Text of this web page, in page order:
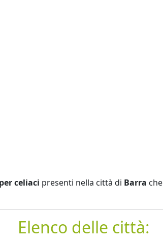
celiaci presenti nella città di Barra che
Elenco delle città: